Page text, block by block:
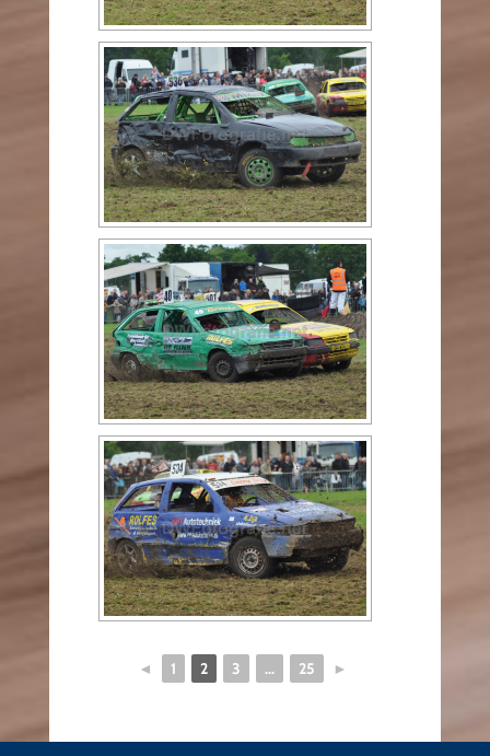
◄ 1 2 3 ... 25 ►